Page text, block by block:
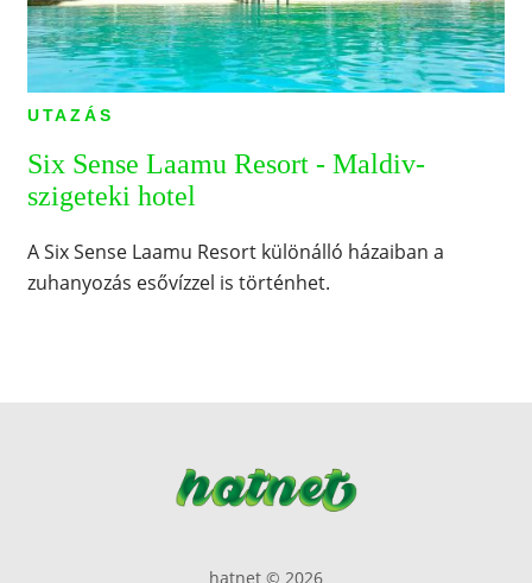
UTAZÁS
Six Sense Laamu Resort - Maldiv-
szigeteki hotel
A Six Sense Laamu Resort különálló házaiban a
zuhanyozás esővízzel is történhet.
hatnet © 2026